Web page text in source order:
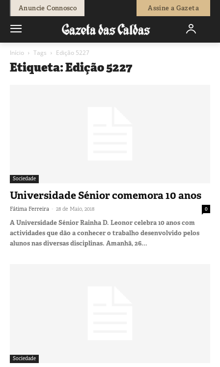
Anuncie Connosco Assine a Gazeta
Início Tags Edição 5227
Etiqueta: Edição 5227
Sociedade
Universidade Sénior comemora 10 anos
Fátima Ferreira - 28 de Maio, 2018 0
A Universidade Sénior Rainha D. Leonor celebra 10 anos com
actividades que dão a conhecer o trabalho desenvolvido pelos
alunos nas diversas disciplinas. Amanhã, 26...
Sociedade